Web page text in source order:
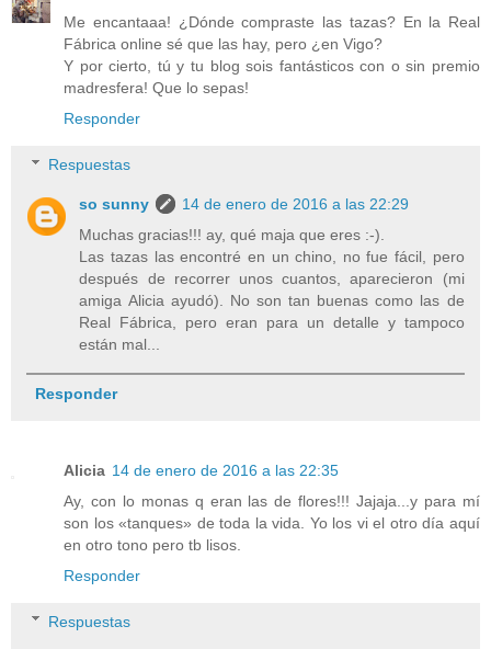
Me encantaaa! ¿Dónde compraste las tazas? En la Real
Fábrica online sé que las hay, pero ¿en Vigo?
Y por cierto, tú y tu blog sois fantásticos con o sin premio
madresfera! Que lo sepas!
Responder
Respuestas
so sunny
14 de enero de 2016 a las 22:29
Muchas gracias!!! ay, qué maja que eres :-).
Las tazas las encontré en un chino, no fue fácil, pero
después de recorrer unos cuantos, aparecieron (mi
amiga Alicia ayudó). No son tan buenas como las de
Real Fábrica, pero eran para un detalle y tampoco
están mal...
Responder
Alicia 14 de enero de 2016 a las 22:35
Ay, con lo monas q eran las de flores!!! Jajaja...y para mí
son los «tanques» de toda la vida. Yo los vi el otro día aquí
en otro tono pero tb lisos.
Responder
Respuestas